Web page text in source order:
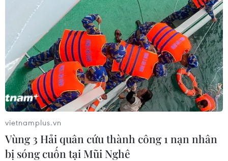
Thả cá thể đồi mồi quý hiếm nguy cơ tuyệt
chủng nặng 3 kg về biển
15/05/2023 12:03
vietnamplus.vn
Vùng 3 Hải quân cứu thành công 1 nạn nhân
bị sóng cuốn tại Mũi Nghê